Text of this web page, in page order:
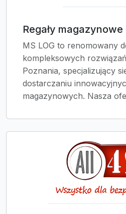
Regały magazynowe
MS LOG to renomowany
kompleksowych
Poznania, specjalizujący
dostarczaniu
magazynowych. Nasza